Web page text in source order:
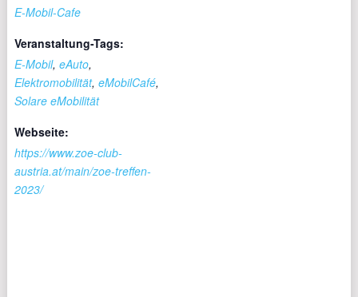
E-Mobil-Cafe
Veranstaltung-Tags:
E-Mobil, eAuto,
Elektromobilität, eMobilCafé,
Solare eMobilität
Webseite:
https://www.zoe-club-
austria.at/main/zoe-treffen-
2023/